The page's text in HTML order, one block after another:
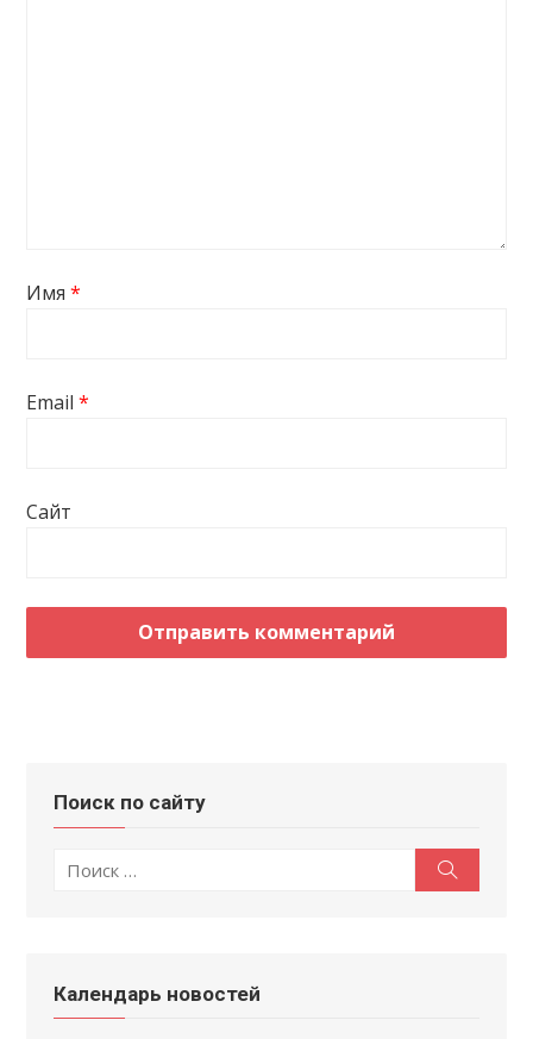
Имя*
Email*
Сайт
Поиск по сайту
по:
Календарь новостей